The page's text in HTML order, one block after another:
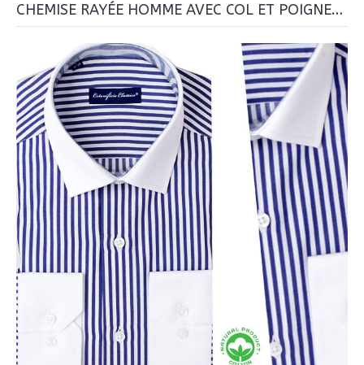
CHEMISE RAYÉE HOMME AVEC COL ET POIGNETS BLANCS BN37